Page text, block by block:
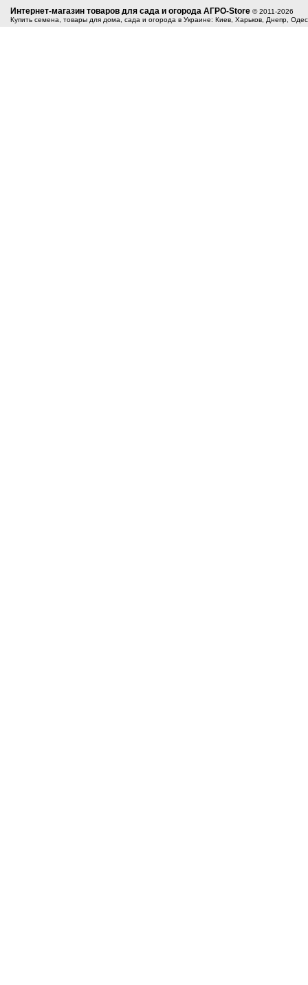
Интернет-магазин товаров для сада и огорода АГРО-Store © 2011-2026
Купить семена, товары для дома, сада и огорода в Украине: Киев, Харьков, Днепр,